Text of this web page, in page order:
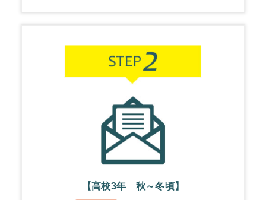
【高校3年 秋～冬頃】